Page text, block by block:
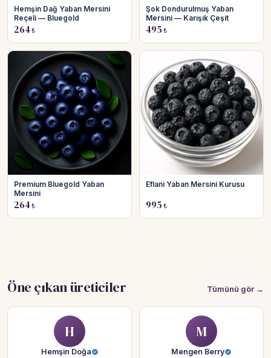
Hemşin Dağ Yaban Mersini
Reçeli — Bluegold
264 ₺
Şok Dondurulmuş Yaban
Mersini — Karışık Çeşit
495 ₺
Premium Bluegold Yaban
Mersini
264 ₺
Eflani Yaban Mersini Kurusu
995 ₺
Öne çıkan üreticiler Tümünü gör →
H
Hemşin Doğa
M
Mengen Berry